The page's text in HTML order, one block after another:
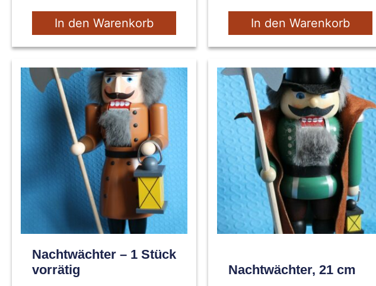
In den Warenkorb In den Warenkorb
Nachtwächter – 1 Stück
vorrätig
Nachtwächter, 21 cm